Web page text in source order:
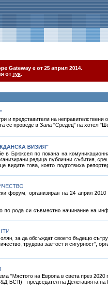
Gateway е от 25 април 2014.
от тук.
и представители на неправителствени
се проведе в Зала "Средец" на хотел
ВИЗИЯ"
Брюксел по покана на
редица публични събития,
това, което подготвиха
форум, организиран на 24 април
по рода си съвместно начинание на
за да обсъждат своето бъдещо
трудова заетост и сигурност",
"Мястото на Европа в света през 2020
БСП) - председател на Делегацията